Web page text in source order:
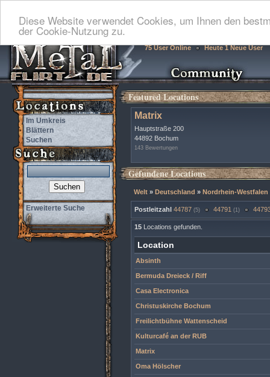
Diese Website verwendet Cookies, um Ihnen den
der Cookie-Nutzung zu.
75 User Online Heute 1 Neue User
Im Umkreis
Blättern
Suchen
Erweiterte Suche
Featured Locations
Matrix
Hauptstraße 200
44892 Bochum
143 Bewertungen
Gefundene Locations
Welt » Deutschland » Nordrhein-Westfalen
Postleitzahl 44787 (5) 44791 (1)
15 Locations gefunden.
Location
Absinth
Bermuda Dreieck / Riff
Casa Electronica
Christuskirche Bochum
Freilichtbühne Wattenscheid
Kulturcafé an der RUB
Matrix
Oma Hölscher